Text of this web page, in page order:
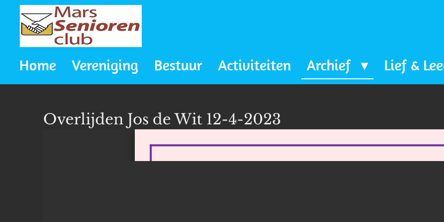
direct
naarHome Vereniging Bestuur Activiteiten Archief Lief &
Overlijden Jos de Wit 12-4-2023